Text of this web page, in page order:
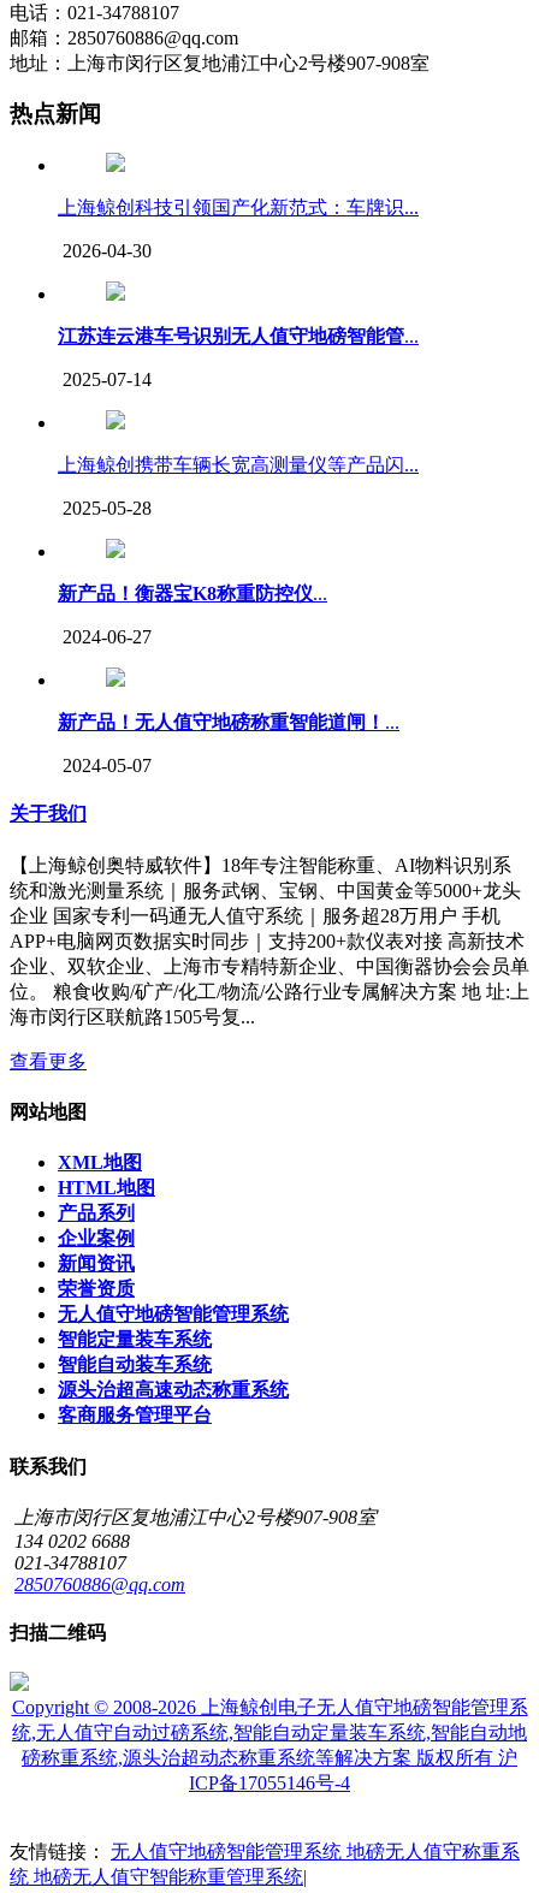
电话：021-34788107
邮箱：2850760886@qq.com
地址：上海市闵行区复地浦江中心2号楼907-908室
热点新闻
上海鲸创科技引领国产化新范式：车牌识...
2026-04-30
江苏连云港车号识别无人值守地磅智能管...
2025-07-14
上海鲸创携带车辆长宽高测量仪等产品闪...
2025-05-28
新产品！衡器宝K8称重防控仪...
2024-06-27
新产品！无人值守地磅称重智能道闸！ ...
2024-05-07
关于我们
【上海鲸创奥特威软件】18年专注智能称重、AI物料识别系
统和激光测量系统｜服务武钢、宝钢、中国黄金等5000+龙头
企业 国家专利一码通无人值守系统｜服务超28万用户 手机
APP+电脑网页数据实时同步｜支持200+款仪表对接 高新技术
企业、双软企业、上海市专精特新企业、中国衡器协会会员单
位。 粮食收购/矿产/化工/物流/公路行业专属解决方案 地 址:上
海市闵行区联航路1505号复...
查看更多
网站地图
XML地图
HTML地图
产品系列
企业案例
新闻资讯
荣誉资质
无人值守地磅智能管理系统
智能定量装车系统
智能自动装车系统
源头治超高速动态称重系统
客商服务管理平台
联系我们
上海市闵行区复地浦江中心2号楼907-908室
134 0202 6688
021-34788107
2850760886@qq.com
扫描二维码
Copyright © 2008-2026 上海鲸创电子无人值守地磅智能管理系
统,无人值守自动过磅系统,智能自动定量装车系统,智能自动地
磅称重系统,源头治超动态称重系统等解决方案 版权所有 沪
ICP备17055146号-4
友情链接： 无人值守地磅智能管理系统 地磅无人值守称重系
统 地磅无人值守智能称重管理系统|